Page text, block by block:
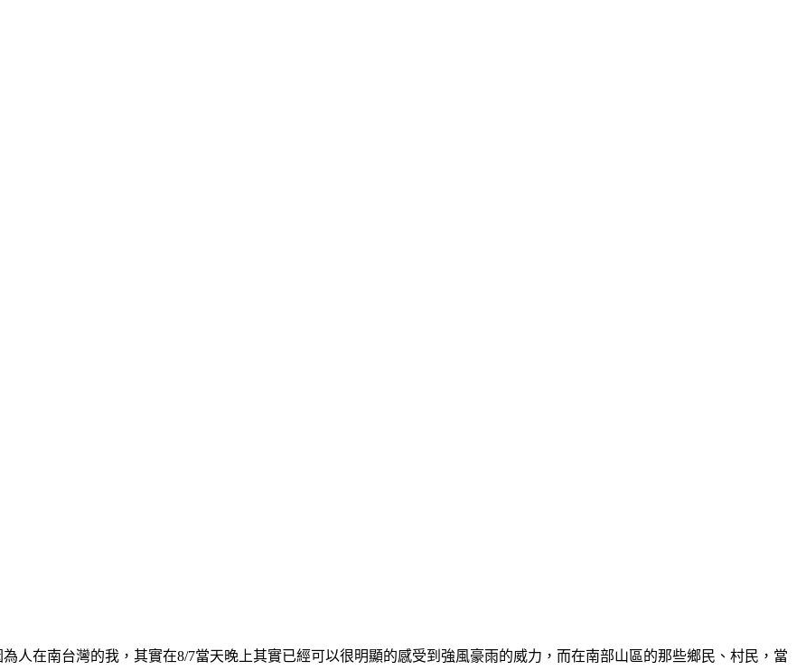
人在南台灣的我，其實在8/7當天晚上其實已經可以很明顯的感受到強風豪雨的威力，而在南部山區的那些鄉民、村民，當